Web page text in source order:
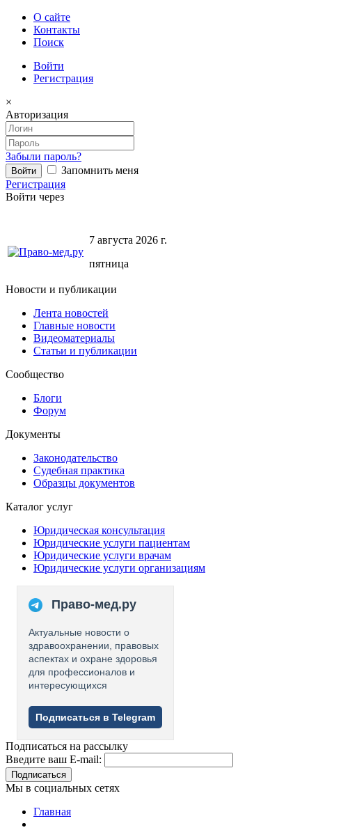
О сайте
Контакты
Поиск
Войти
Регистрация
×
Авторизация
Забыли пароль?
Запомнить меня
Регистрация
Войти через
7 августа 2026 г.
пятница
Новости и публикации
Лента новостей
Главные новости
Видеоматериалы
Статьи и публикации
Сообщество
Блоги
Форум
Документы
Законодательство
Судебная практика
Образцы документов
Каталог услуг
Юридическая консультация
Юридические услуги пациентам
Юридические услуги врачам
Юридические услуги организациям
Право-мед.ру
Актуальные новости о
здравоохранении, правовых
аспектах и охране здоровья
для профессионалов и
интересующихся
Подписаться в Telegram
Подписаться на рассылку
Введите ваш E-mail:
Подписаться
Мы в социальных сетях
Главная